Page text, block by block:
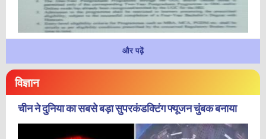
और पढ़ें
विज्ञान
चीन ने दुनिया का सबसे बड़ा सुपरकंडक्टिंग फ्यूजन चुंबक बनाया